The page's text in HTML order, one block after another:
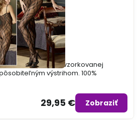
farby z jemne vzorkovanej
výstrihom. 100%
29,95 € Zobraziť